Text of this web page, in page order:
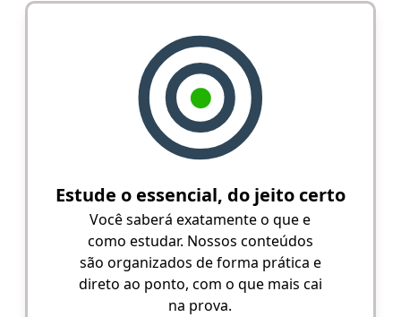
Estude o essencial, do jeito certo
Você saberá exatamente o que e
como estudar. Nossos conteúdos
são organizados de forma prática e
direto ao ponto, com o que mais cai
na prova.